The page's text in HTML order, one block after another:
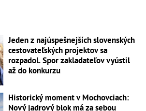
Jeden z najúspešnejších slovenských
cestovateľských projektov sa
rozpadol. Spor zakladateľov vyústil
až do konkurzu
Historický moment v Mochovciach:
Nový jadrový blok má za sebou